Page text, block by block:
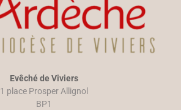
Evêché de Viviers
1 place Prosper Allignol
BP1